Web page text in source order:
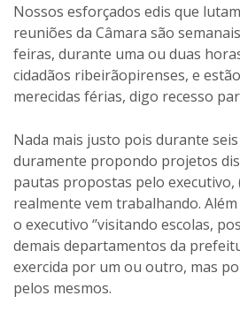
Nossos esforçados edis que
reuniões da Câmara são
feiras, durante uma ou duas
cidadãos ribeirãopirenses, e
merecidas férias, digo recesso
Nada mais justo pois durante
duramente propondo projetos
pautas propostas pelo executivo,
realmente vem trabalhando.
o executivo ‘’visitando escolas,
demais departamentos da
exercida por um ou outro, mas
pelos mesmos.